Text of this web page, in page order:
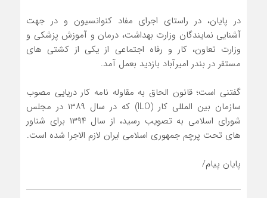
در پایان، در راستای اجرای مفاد کنوانسیون و در جهت
آشنایی نمایندگان وزارت بهداشت، درمان و آموزش پزشکی و
وزارت تعاون، کار و رفاه اجتماعی از یکی از کشتی های
مستقر در بندر امیرآباد بازدید بعمل آمد.
گفتنی است؛ قانون الحاق به مقاوله نامه کار دریایی مصوب
سازمان بین المللی کار (ILO) که در سال ۱۳۸۹ در مجلس
شورای اسلامی به تصویب رسید، از سال ۱۳۹۴ برای شناور
های تحت پرچم جمهوری اسلامی ایران لازم الاجرا شده است.
پایان پیام/